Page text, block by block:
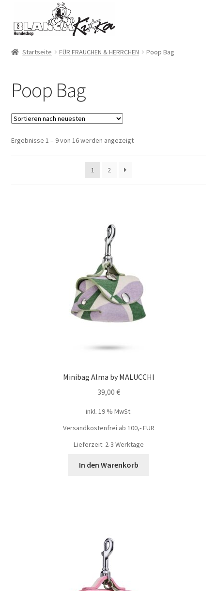
Navigation
springen
Inhalt
springen
Startseite FÜR FRAUCHEN & HERRCHEN Poop Bag
Poop Bag
Ergebnisse 1 – 9 von 16 werden angezeigt
1 2
Minibag Alma by MALUCCHI
39,00 €
inkl. 19 % MwSt.
Versandkostenfrei ab 100,- EUR
Lieferzeit: 2-3 Werktage
In den Warenkorb